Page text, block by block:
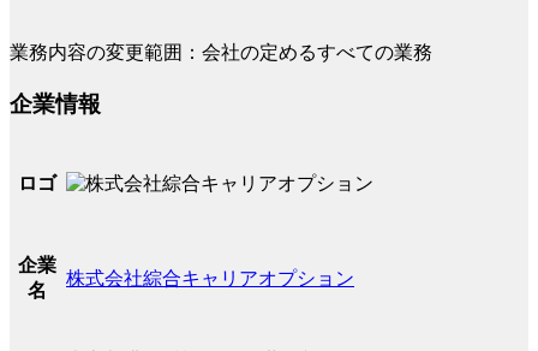
業務内容の変更範囲：会社の定めるすべての業務
企業情報
ロゴ
企業
名
株式会社綜合キャリアオプション